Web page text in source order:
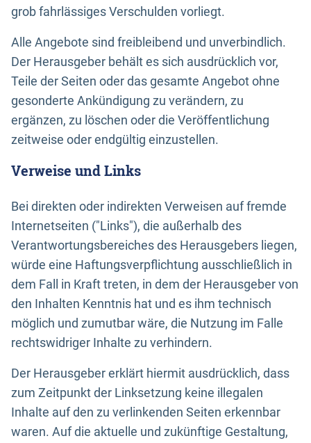
grob fahrlässiges Verschulden vorliegt.
Alle Angebote sind freibleibend und unverbindlich.
Der Herausgeber behält es sich ausdrücklich vor,
Teile der Seiten oder das gesamte Angebot ohne
gesonderte Ankündigung zu verändern, zu
ergänzen, zu löschen oder die Veröffentlichung
zeitweise oder endgültig einzustellen.
Verweise und Links
Bei direkten oder indirekten Verweisen auf fremde
Internetseiten ("Links"), die außerhalb des
Verantwortungsbereiches des Herausgebers liegen,
würde eine Haftungsverpflichtung ausschließlich in
dem Fall in Kraft treten, in dem der Herausgeber von
den Inhalten Kenntnis hat und es ihm technisch
möglich und zumutbar wäre, die Nutzung im Falle
rechtswidriger Inhalte zu verhindern.
Der Herausgeber erklärt hiermit ausdrücklich, dass
zum Zeitpunkt der Linksetzung keine illegalen
Inhalte auf den zu verlinkenden Seiten erkennbar
waren. Auf die aktuelle und zukünftige Gestaltung,